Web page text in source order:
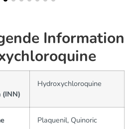
Information
Hydroxychloroquine
Plaquenil, Quinoric